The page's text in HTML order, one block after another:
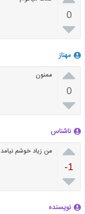
0

مهناز

0

ممنون
ناشناس

-1

من زیاد خوشم
نویسنده